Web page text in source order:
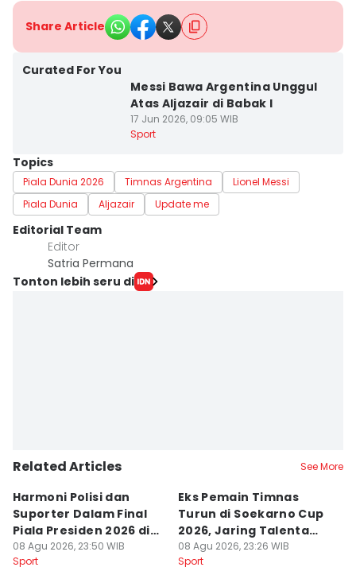
Share Article
Curated For You
Messi Bawa Argentina Unggul
Atas Aljazair di Babak I
17 Jun 2026, 09:05 WIB
Sport
Topics
Piala Dunia 2026 Timnas Argentina
Lionel Messi
Piala Dunia
Aljazair Update me
Editorial Team
Editor
Satria Permana
Tonton lebih seru di
Related Articles See More
Harmoni Polisi dan
Suporter Dalam Final
Piala Presiden 2026 di
Bogor
08 Agu 2026, 23:50 WIB
Sport
Eks Pemain Timnas
Turun di Soekarno Cup
2026, Jaring Talenta
Muda
08 Agu 2026, 23:26 WIB
Sport